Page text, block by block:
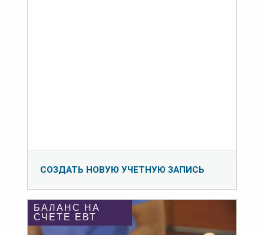
СОЗДАТЬ НОВУЮ УЧЕТНУЮ ЗАПИСЬ
БАЛАНС НА
СЧЕТЕ ЕВТ